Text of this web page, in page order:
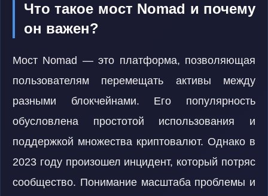
Что такое мост Nomad и почему
он важен?
Мост Nomad — это платформа, позволяющая
пользователям перемещать активы между
разными блокчейнами. Его популярность
обусловлена простотой использования и
поддержкой множества криптовалют. Однако в
2023 году произошел инцидент, который потряс
сообщество. Понимание масштаба проблемы и